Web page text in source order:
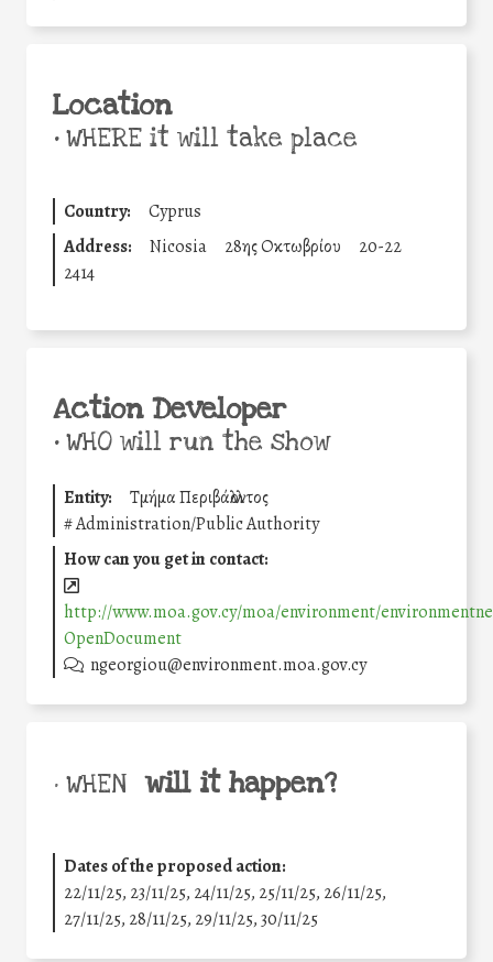
Location
•WHERE it will take place
Country:
Cyprus
Address:
Nicosia 28ης Οκτωβρίου
20-22
2414
Action Developer
•WHO will run the show
Entity:
Τμήμα Περιβάλλοντος
#Administration/Public Authority
How can you get in contact:
http://www.moa.gov.cy/moa/environment/
OpenDocument
ngeorgiou@environment.moa.gov.cy
• WHEN will it happen?
Dates of the proposed action:
22/11/25, 23/11/25, 24/11/25, 25/11/25, 26/11/25,
27/11/25, 28/11/25, 29/11/25,30/11/25